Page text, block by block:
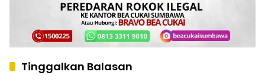
Tinggalkan Balasan